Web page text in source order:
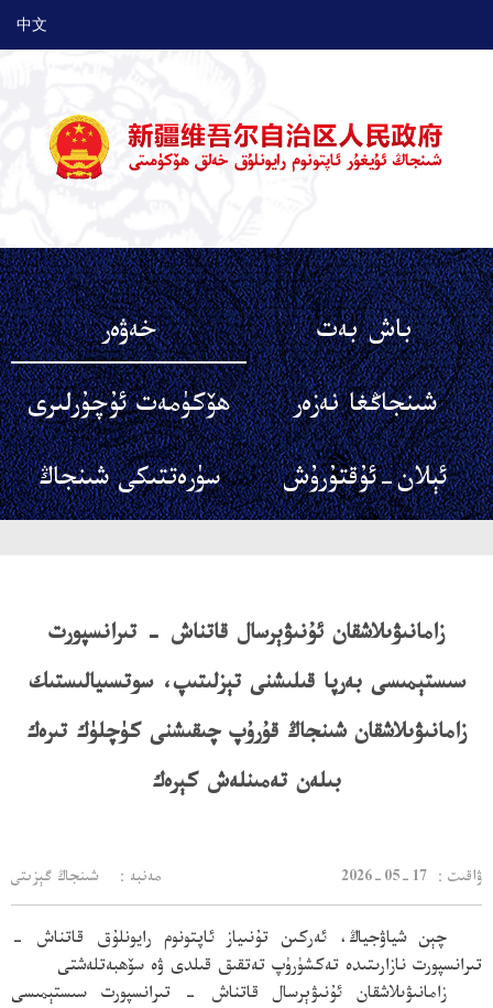
中文
باش بەت
خەۋەر
شىنجاڭغا نەزەر
ھۆكۈمەت ئۇچۇرلىرى
ئېلان-ئۇقتۇرۇش
سۈرەتتىكى شىنجاڭ
​زامانىۋىلاشقان ئۇنىۋېرسال قاتناش - تىرانسپورت
سىستېمىسى بەرپا قىلىشنى تېزلىتىپ، سوتسىيالىستىك
زامانىۋىلاشقان شىنجاڭ قۇرۇپ چىقىشنى كۈچلۈك تىرەك
بىلەن تەمىنلەش كېرەك
2026-05-17 ：ۋاقىت مەنبە： شىنجاڭ گېزىتى
چېن شياۋجياڭ، ئەركىن تۇنىياز ئاپتونوم رايونلۇق قاتناش -
تىرانسپورت نازارىتىدە تەكشۈرۈپ تەتقىق قىلدى ۋە سۆھبەتلەشتى
زامانىۋىلاشقان ئۇنىۋېرسال قاتناش - تىرانسپورت سىستېمىسى